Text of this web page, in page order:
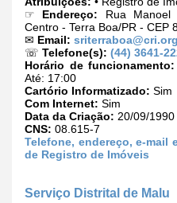
☞ Endereço: Rua Manoel
Centro - Terra Boa/PR - CEP
✉ Email:
☏ Telefone(s): (44) 3641-
Horário de funcionamento:
Até: 17:00
Cartório Informatizado: Sim
Com Internet: Sim
Data da Criação: 20/09/1990
CNS: 08.615-7
Telefone, endereço, e-mail
de Registro de Imóveis
Serviço Distrital de Malu